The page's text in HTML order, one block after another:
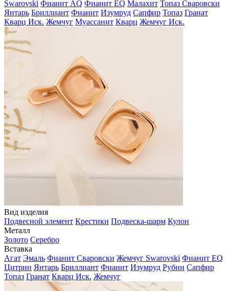
Swarovski Фианит AQ Фианит EQ Малахит Топаз Сваровски
Янтарь Бриллиант Фианит Изумруд Сапфир Топаз Гранат
Кварц Иск. Жемчуг Муассанит Кварц Жемчуг Иск.
Вид изделия
Подвесной элемент Крестики Подвеска-шарм Кулон
Металл
Золото Серебро
Вставка
Агат Эмаль Фианит Сваровски Жемчуг Swarovski Фианит EQ
Цитрин Янтарь Бриллиант Фианит Изумруд Рубин Сапфир
Топаз Гранат Кварц Иск. Жемчуг